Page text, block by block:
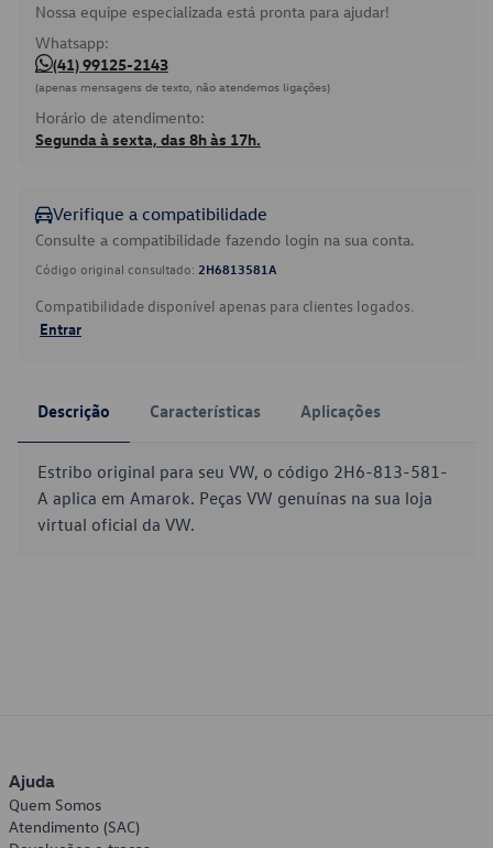
Nossa equipe especializada está pronta para ajudar!
Whatsapp:
(41) 99125-2143
(apenas mensagens de texto, não atendemos ligações)
Horário de atendimento:
Segunda à sexta, das 8h às 17h.
Verifique a compatibilidade
Consulte a compatibilidade fazendo login na sua conta.
Código original consultado: 2H6813581A
Compatibilidade disponível apenas para clientes logados.
Entrar
Descrição Características Aplicações
Estribo original para seu VW, o código 2H6-813-581-
A aplica em Amarok. Peças VW genuínas na sua loja
virtual oficial da VW.
Ajuda
Quem Somos
Atendimento (SAC)